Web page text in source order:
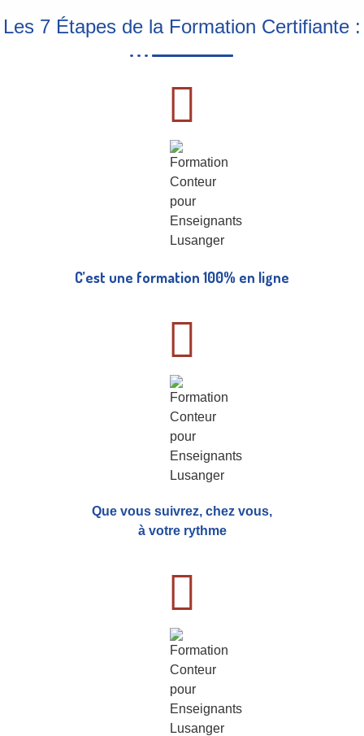
Les 7 Étapes de la Formation Certifiante :
C’est une formation 100% en ligne
Que vous suivrez, chez vous,
à votre rythme